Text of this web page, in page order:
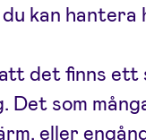
kan
det finns
Det som
eller